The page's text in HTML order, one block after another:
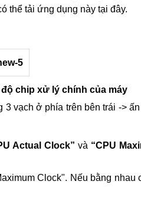
thể tải ứng dụng này tại đây.
chip xử lý chính của máy
vạch ở phía trên bên trái -> ấn
Actual Clock” và “CPU
Clock". Nếu bằng nhau